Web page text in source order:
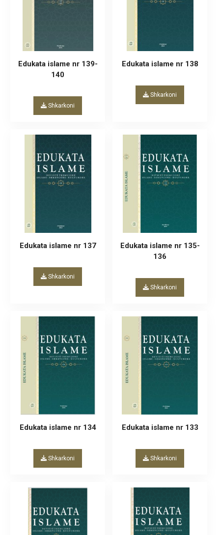
Edukata islame nr 139-
140
Shkarkoni
Edukata islame nr 138
Shkarkoni
Edukata islame nr 137
Shkarkoni
Edukata islame nr 135-
136
Shkarkoni
Edukata islame nr 134
Shkarkoni
Edukata islame nr 133
Shkarkoni